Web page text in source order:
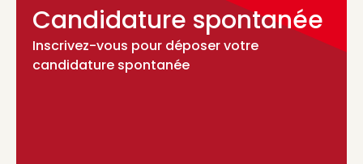
Candidature spontanée
Inscrivez-vous pour déposer votre
candidature spontanée